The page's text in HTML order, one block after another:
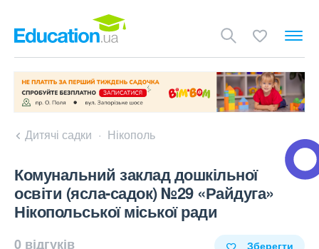
Дитячі садки Нікополь
Комунальний заклад дошкільної
освіти (ясла-садок) №29 «Райдуга»
Нікопольської міської ради
0 відгуків Зберегти